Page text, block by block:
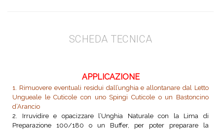
SCHEDA TECNICA
APPLICAZIONE
1. Rimuovere eventuali residui dall’unghia e allontanare dal Letto
Ungueale le Cuticole con uno Spingi Cuticole o un Bastoncino
d’Arancio
2. Irruvidire e opacizzare l’Unghia Naturale con la Lima di
Preparazione 100/180 o un Buffer, per poter preparare la